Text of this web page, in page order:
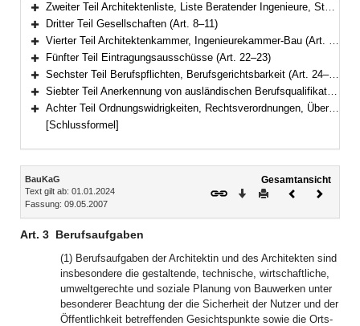
Bereich erweitern
Zweiter Teil Architektenliste, Liste Beratender Ingenieure, Stadtplanerliste (Art. 4–7)
Bereich erweitern
Dritter Teil Gesellschaften (Art. 8–11)
Bereich erweitern
Vierter Teil Architektenkammer, Ingenieurekammer-Bau (Art. 12–21)
Bereich erweitern
Fünfter Teil Eintragungsausschüsse (Art. 22–23)
Bereich erweitern
Sechster Teil Berufspflichten, Berufsgerichtsbarkeit (Art. 24–30)
Bereich erweitern
Siebter Teil Anerkennung von ausländischen Berufsqualifikationen (Art. 31–31a)
Bereich erweitern
Achter Teil Ordnungswidrigkeiten, Rechtsverordnungen, Übergangs- und Schlussbestimmungen (Art. 32–35)
[Schlussformel]
Inhalt
BauKaG
Text gilt ab: 01.01.2024
Fassung: 09.05.2007
Gesamtansicht
Download
DruckenVorheriges
Art. 3 Berufsaufgaben
(1) Berufsaufgaben der Architektin und des Architekten sind
insbesondere die gestaltende, technische, wirtschaftliche,
umweltgerechte und soziale Planung von Bauwerken unter
besonderer Beachtung der die Sicherheit der Nutzer und der
Öffentlichkeit betreffenden Gesichtspunkte sowie die Orts-